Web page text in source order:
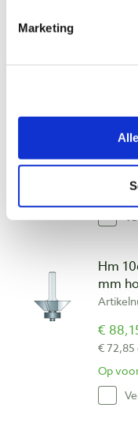
Marketing
Hm
€
Hm
mm
€
€
Op